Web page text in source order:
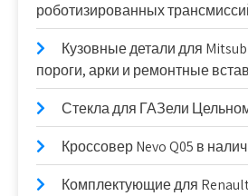
роботизированных
Кузовные детали для
пороги, арки и ремонтные
Стекла для ГАЗели
Кроссовер Nevo Q05 в
Комплектующие для